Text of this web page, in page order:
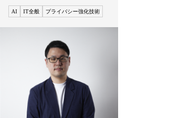
AI IT全般 プライバシー強化技術